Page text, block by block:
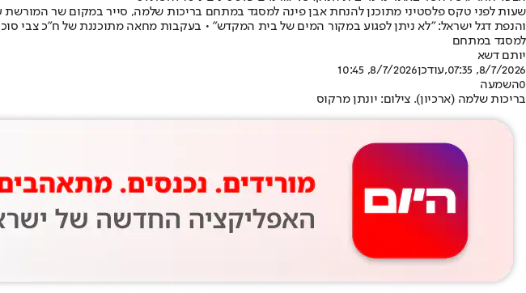
שעות לפני טקס פלסטיני מתוכנן להנחת אבן פינה למסגד במתחם בריכות שלמה, סייר במקום שר
והנפת דגל ישראל: "לא ניתן לפגוע במקור המים של בית המקדש" • בעקבות מחאה מתוכננת של ח"כ צבי
למסגד במתחם
יותם דשא
8/7/2026, 07:35
,עודכן8/7/2026, 10:45
0השמעה
בריכות שלמה (ארכיון). צילום: יונתן מרקוס